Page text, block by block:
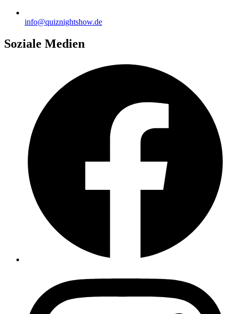
info@quiznightshow.de
Soziale Medien